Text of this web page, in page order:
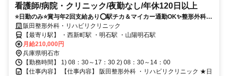
看護師/病院・クリニック/夜勤なし/年休120日以上
⭐日勤のみ⭐賞与年2回支給あり⭕駅チカ＆マイカー通勤OK✨整形外科ク
リニックでの看護業務です❗️
阪田整形外科・リハビリクリニック
【最寄り駅】 ・西新町駅 ・明石駅 ・山陽明石駅
月給210,000円
兵庫県明石市
【勤務時間】 1) 08：30～17：30 2) 08：30～14：00
【仕事内容】 【仕事内容】 阪田整形外科 ・リハビリクリニック ★日